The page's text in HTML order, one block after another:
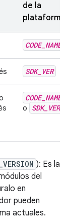
de la
plataforma
CODE_ NAME
SDK_ VER
CODE_ NAME
o SDK_ VER
): Es la
del
en
pueden
actuales.